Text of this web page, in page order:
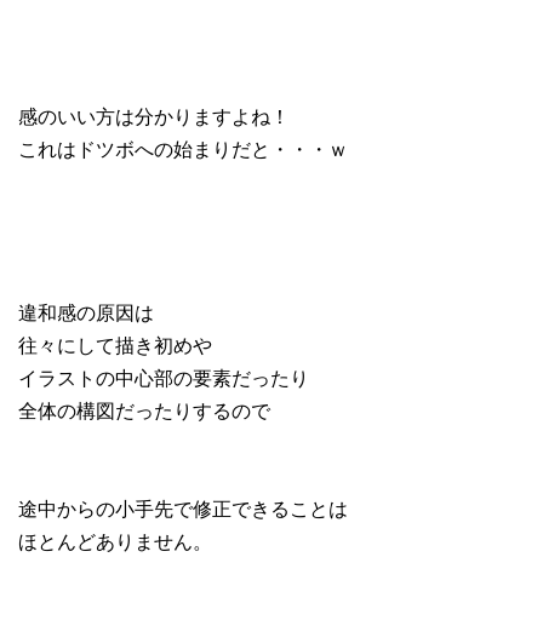
感のいい方は分かりますよね！
これはドツボへの始まりだと・・・ｗ
違和感の原因は
往々にして描き初めや
イラストの中心部の要素だったり
全体の構図だったりするので
途中からの小手先で修正できることは
ほとんどありません。